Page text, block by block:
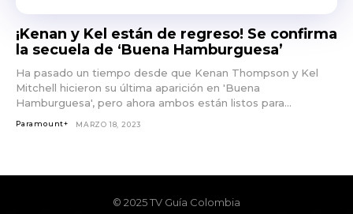
¡Kenan y Kel están de regreso! Se confirma
la secuela de ‘Buena Hamburguesa’
Ha pasado un tiempo desde que Kenan Thompson y Kel
Mitchell hicieron su última aparición en 'Buena
Hamburguesa', pero ahora ambos están listos para...
Paramount+ MARZO 18, 2023
© 2025 TV Guía Colombia